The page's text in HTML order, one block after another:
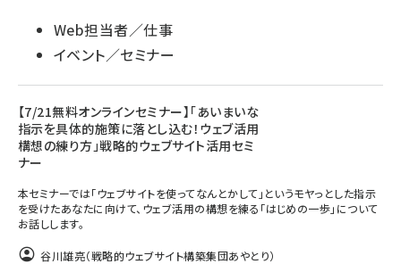
Web担当者／仕事
イベント／セミナー
【7/21無料オンラインセミナー】「あいまいな
指示を具体的施策に落とし込む！ウェブ活用
構想の練り方」戦略的ウェブサイト活用セミ
ナー
本セミナーでは「ウェブサイトを使ってなんとかして」というモヤっとした指示
を受けたあなたに向けて、ウェブ活用の構想を練る「はじめの一歩」について
お話しします。
谷川雄亮（戦略的ウェブサイト構築集団あやとり）